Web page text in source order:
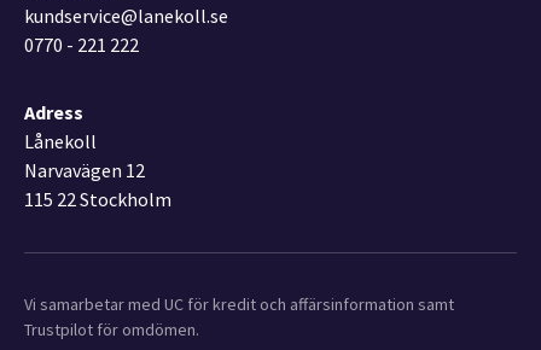
kundservice@lanekoll.se
0770 - 221 222
Adress
Lånekoll
Narvavägen 12
115 22 Stockholm
Vi samarbetar med UC för kredit och affärsinformation samt
Trustpilot för omdömen.